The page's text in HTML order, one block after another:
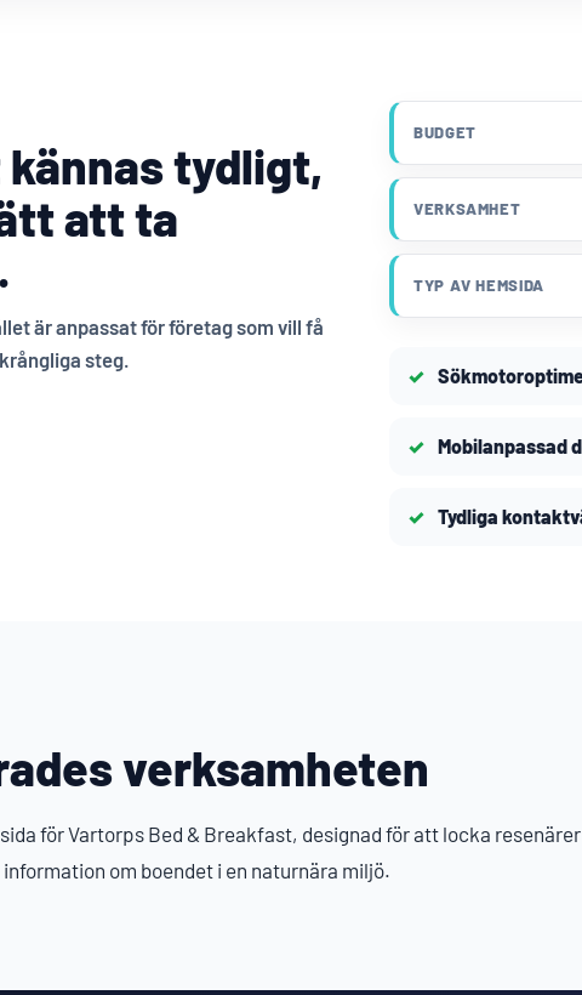
tydligt,
att ta
är anpassat för företag som vill få
steg.
BUDGET
VERKSAMHET
TYP AV HEMSIDA
Mobilanpassad
Tydliga
verksamheten
för Vartorps Bed & Breakfast, designad för att locka resenärer
om boendet i en naturnära miljö.